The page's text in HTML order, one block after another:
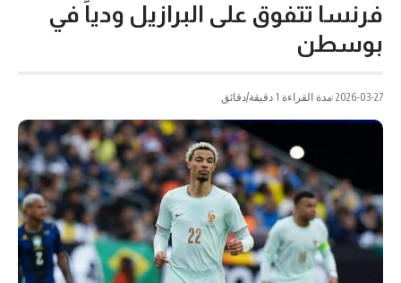
فرنسا تتفوق على البرازيل ودياً في
بوسطن
2026-03-27 مدة القراءة 1 دقيقة/دقائق